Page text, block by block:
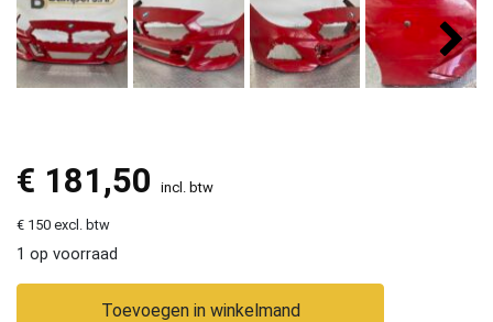
€ 181,50 incl. btw
€ 150 excl. btw
1 op voorraad
Toevoegen in winkelmand